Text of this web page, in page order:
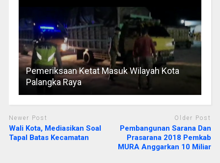
Pemeriksaan Ketat Masuk Wilayah Kota
Palangka Raya
Newer Post
Wali Kota, Mediasikan Soal
Tapal Batas Kecamatan
Older Post
Pembangunan Sarana Dan
Prasarana 2018 Pemkab
MURA Anggarkan 10 Miliar